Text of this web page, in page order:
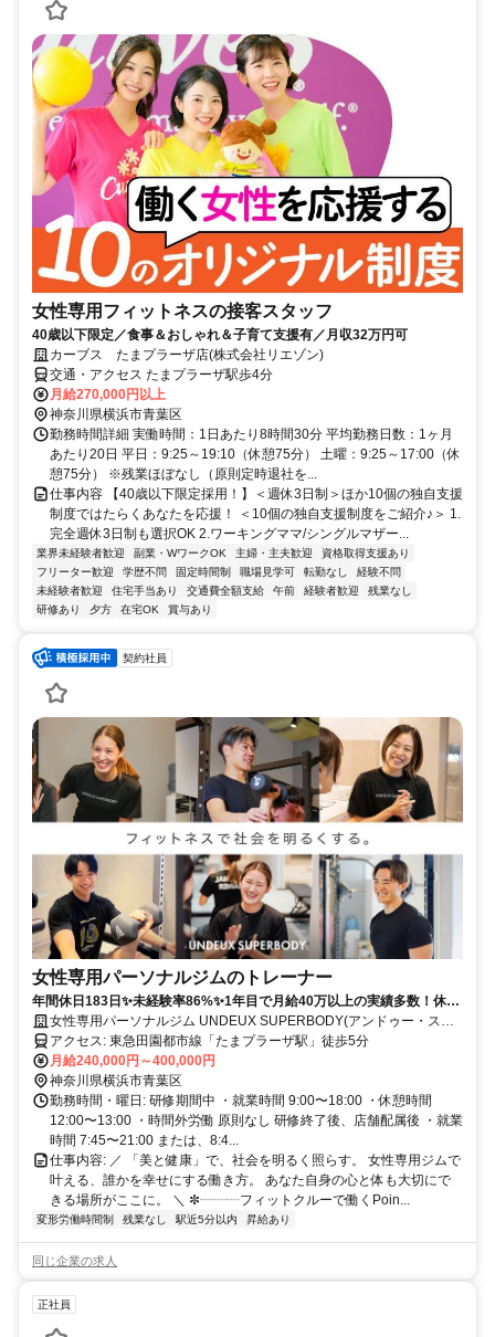
女性専用フィットネスの接客スタッフ
40歳以下限定／食事＆おしゃれ＆子育て支援有／月収32万円可
カーブス たまプラーザ店(株式会社リエゾン)
交通・アクセス たまプラーザ駅歩4分
月給270,000円以上
神奈川県横浜市青葉区
勤務時間詳細 実働時間：1日あたり8時間30分 平均勤務日数：1ヶ月
あたり20日 平日：9:25～19:10（休憩75分） 土曜：9:25～17:00（休
憩75分） ※残業ほぼなし（原則定時退社を...
仕事内容 【40歳以下限定採用！】＜週休3日制＞ほか10個の独自支援
制度ではたらくあなたを応援！ ＜10個の独自支援制度をご紹介♪＞ 1.
完全週休3日制も選択OK 2.ワーキングママ/シングルマザー...
業界未経験者歓迎 副業・WワークOK 主婦・主夫歓迎
資格取得支援あり
フリーター歓迎
学歴不問 固定時間制 職場見学可 転勤なし
経験不問
未経験者歓迎
住宅手当あり 交通費全額支給 午前 経験者歓迎
残業なし
研修あり
夕方 在宅OK 賞与あり
契約社員
女性専用パーソナルジムのトレーナー
年間休日183日✨未経験率86%✨1年目で月給40万以上の実績多数！休み
も、あなたの成長も、全力サポート！
女性専用パーソナルジム UNDEUX SUPERBODY(アンドゥー・スー
パーボディ)アクセス: 東急田園都市線「たまプラーザ駅」徒歩5分
月給240,000円～400,000円
神奈川県横浜市青葉区
勤務時間・曜日: 研修期間中 ・就業時間 9:00〜18:00 ・休憩時間
12:00〜13:00 ・時間外労働 原則なし 研修終了後、店舗配属後 ・就業
時間 7:45〜21:00 または、8:4...
仕事内容: ／ 「美と健康」で、社会を明るく照らす。 女性専用ジムで
叶える、誰かを幸せにする働き方。 あなた自身の心と体も大切にで
きる場所がここに。 ＼ ✼┈┈┈フィットクルーで働くPoin...
変形労働時間制 残業なし 駅近5分以内 昇給あり
同じ企業の求人
正社員